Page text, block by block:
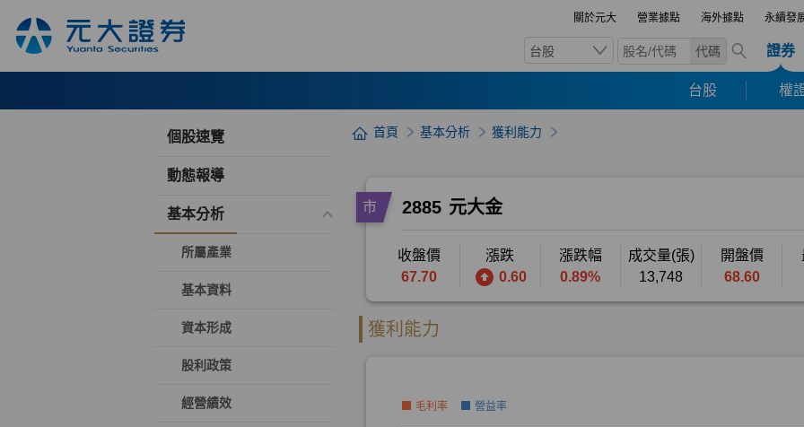
關於元大 營業據點 海外據點 永續發
台股 代碼 證券
台股 權
個股速覽
動態報導
基本分析
所屬產業
基本資料
資本形成
股利政策
經營績效
首頁 基本分析 獲利能力